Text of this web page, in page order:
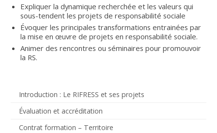
Introduction : Le RIFRESS et ses projets
Évaluation et accréditation
Contrat formation – Territoire
Expliquer la dynamique recherchée et les valeurs qui
sous-tendent les projets de responsabilité sociale
Évoquer les principales transformations entrainées par
la mise en œuvre de projets en responsabilité sociale.
Animer des rencontres ou séminaires pour promouvoir
la RS.